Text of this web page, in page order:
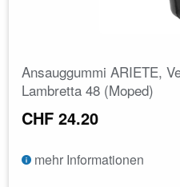
Ansauggummi ARIETE,
Lambretta 48 (Moped)
CHF 24.20
mehr Informationen